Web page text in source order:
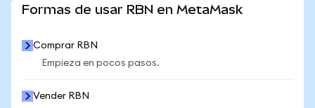
Formas de usar RBN en MetaMask
Comprar RBN
Empieza en pocos pasos.
Vender RBN